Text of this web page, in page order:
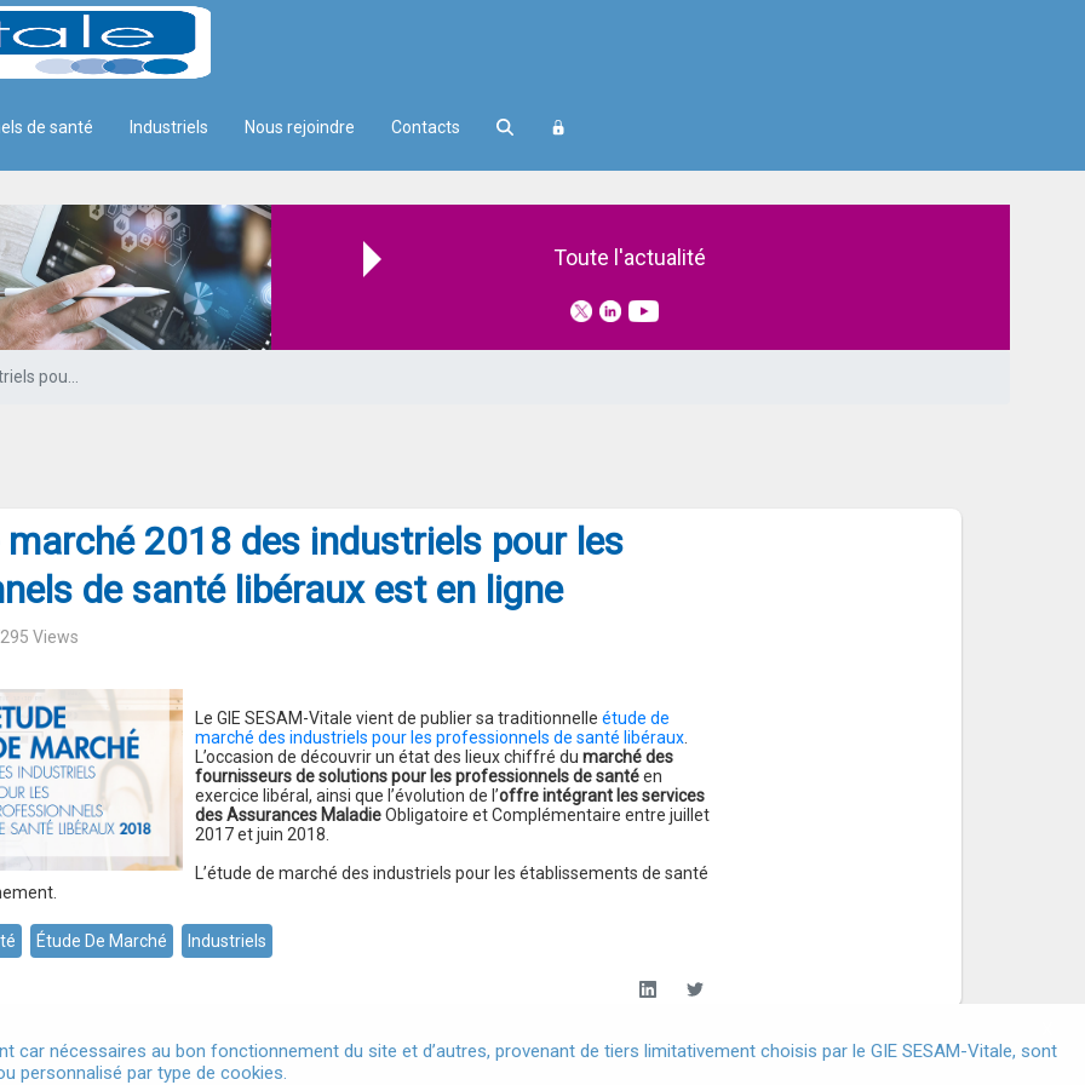
de santé Industriels Nous rejoindre Contacts
pour les professionnels de santé libéraux est en ligne
Toute l'actualité
marché 2018 des industriels pour les
de santé libéraux est en ligne
Views
Le GIE SESAM-Vitale vient de publier sa traditionnelle étude de
marché des industriels pour les professionnels de santé libéraux
L’occasion de découvrir un état des lieux chiffré du marché des
fournisseurs de solutions pour les professionnels de santéen
exercice libéral, ainsi que l’évolution de l’offre intégrant les services
des Assurances MaladieObligatoire et Complémentaire entre juillet
2017 et juin 2018.
L’étude de marché des industriels pour les établissements de santé
Étude De Marché Industriels
nécessaires au bon fonctionnement du site et d’autres, provenant de tiers limitativement choisis par le GIE SESAM-Vitale, sont
personnalisé par type de cookies.